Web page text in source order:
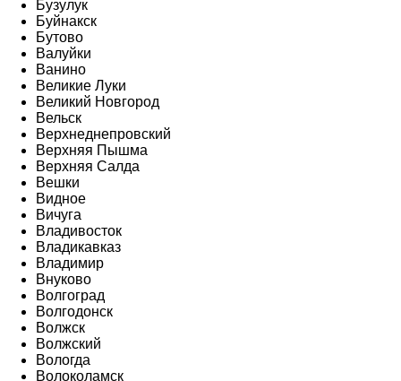
Бузулук
Буйнакск
Бутово
Валуйки
Ванино
Великие Луки
Великий Новгород
Вельск
Верхнеднепровский
Верхняя Пышма
Верхняя Салда
Вешки
Видное
Вичуга
Владивосток
Владикавказ
Владимир
Внуково
Волгоград
Волгодонск
Волжск
Волжский
Вологда
Волоколамск